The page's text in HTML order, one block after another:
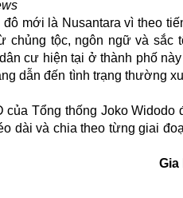
mới là Nusantara vì theo
chủng tộc, ngôn ngữ và sắc
cư hiện tại ở thành phố
dẫn đến tình trạng thường
của Tổng thống Joko Widodo
dài và chia theo từng giai
Gia